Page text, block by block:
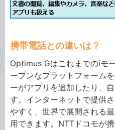
携帯電話との違いは？
Optimus Gはこれまでのiモ
ープンなプラットフォーム
ーがアプリを追加したり、
す。インターネットで提供
やすく、世界で展開される
用できます。NTTドコモが